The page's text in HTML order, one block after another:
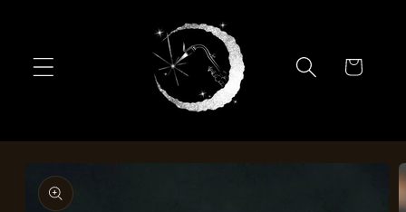
contenu
Panier
informations
produits